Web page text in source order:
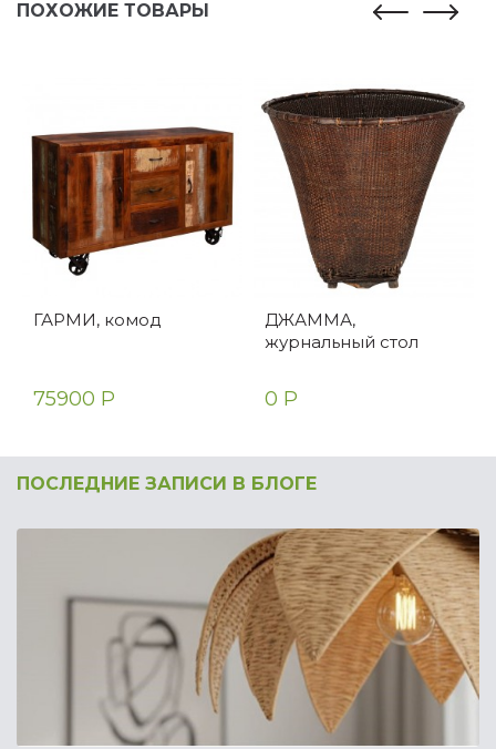
ПОХОЖИЕ ТОВАРЫ
ГАРМИ, комод
75900 Р
ДЖАММА,
журнальный стол
0 Р
ПОСЛЕДНИЕ ЗАПИСИ В БЛОГЕ